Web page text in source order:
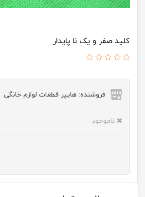
کلید صفر و یک نا پایدار
فروشنده: هایپر قطعات لوازم خانگی
ناموجود